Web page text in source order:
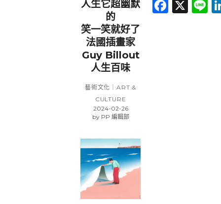
人生它超幽默
的
笑一笑就好了
法國插畫家
Guy Billout
人生百味
藝術文化｜ART &
CULTURE
2024-02-26
byPP 編輯部
X